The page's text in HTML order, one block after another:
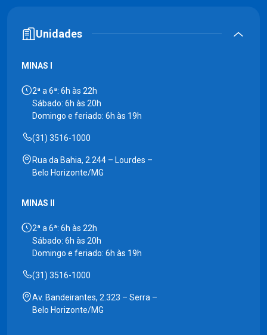
Unidades
MINAS I
2ª a 6ª: 6h às 22h
Sábado: 6h às 20h
Domingo e feriado: 6h às 19h
(31) 3516-1000
Rua da Bahia, 2.244 – Lourdes –
Belo Horizonte/MG
MINAS II
2ª a 6ª: 6h às 22h
Sábado: 6h às 20h
Domingo e feriado: 6h às 19h
(31) 3516-1000
Av. Bandeirantes, 2.323 – Serra –
Belo Horizonte/MG